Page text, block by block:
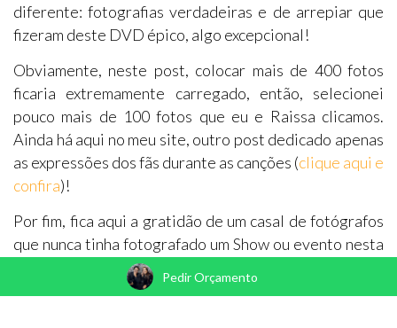
diferente: fotografias verdadeiras e de arrepiar que
fizeram deste DVD épico, algo excepcional!
Obviamente, neste post, colocar mais de 400 fotos
ficaria extremamente carregado, então, selecionei
pouco mais de 100 fotos que eu e Raissa clicamos.
Ainda há aqui no meu site, outro post dedicado apenas
as expressões dos fãs durante as canções (clique aqui e
confira)!
Por fim, fica aqui a gratidão de um casal de fotógrafos
que nunca tinha fotografado um Show ou evento nesta
magnitude, mas que foi carinhosamente agraciado por
Deus e pela Banda, ao sermos escolhidos para clicar as
Pedir Orçamento